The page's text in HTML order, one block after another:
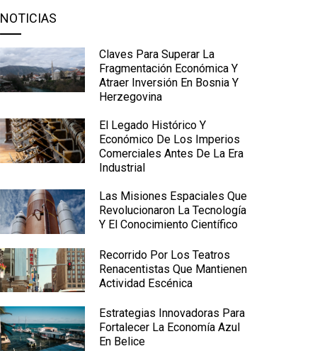
NOTICIAS
Claves Para Superar La
Fragmentación Económica Y
Atraer Inversión En Bosnia Y
Herzegovina
El Legado Histórico Y
Económico De Los Imperios
Comerciales Antes De La Era
Industrial
Las Misiones Espaciales Que
Revolucionaron La Tecnología
Y El Conocimiento Científico
Recorrido Por Los Teatros
Renacentistas Que Mantienen
Actividad Escénica
Estrategias Innovadoras Para
Fortalecer La Economía Azul
En Belice